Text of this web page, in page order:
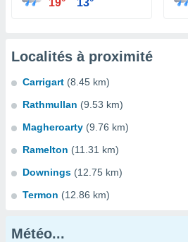
19° 13°
Localités à proximité
Carrigart (8.45 km)
Rathmullan (9.53 km)
Magheroarty (9.76 km)
Ramelton (11.31 km)
Downings (12.75 km)
Termon (12.86 km)
Météo...